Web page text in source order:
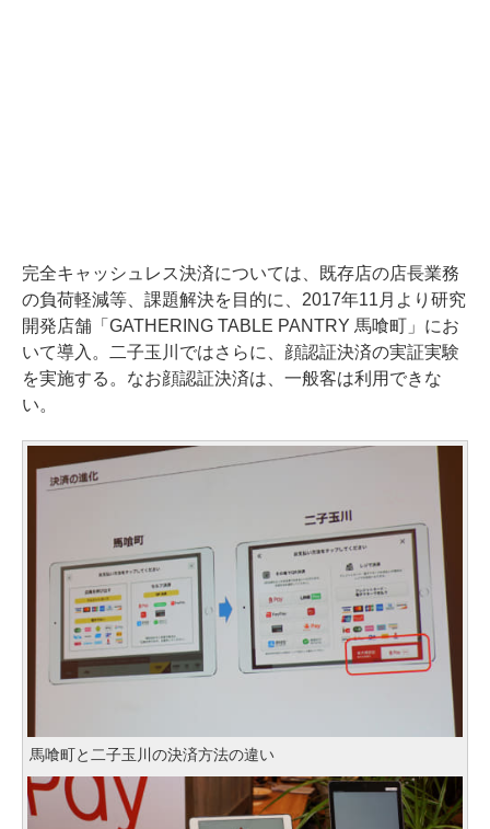
完全キャッシュレス決済については、既存店の店長業務
の負荷軽減等、課題解決を目的に、2017年11月より研究
開発店舗「GATHERING TABLE PANTRY 馬喰町」にお
いて導入。二子玉川ではさらに、顔認証決済の実証実験
を実施する。なお顔認証決済は、一般客は利用できな
い。
馬喰町と二子玉川の決済方法の違い